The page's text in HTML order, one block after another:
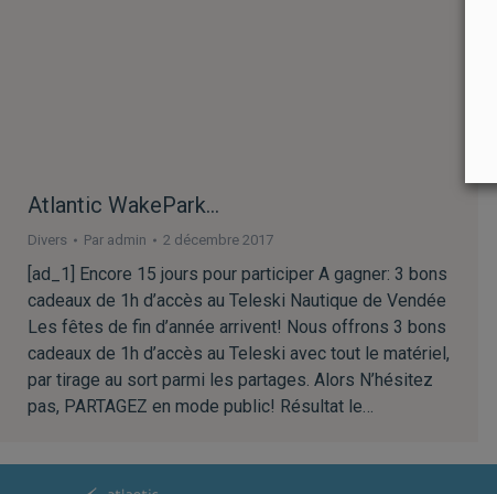
Atlantic WakePark…
Divers Par admin 2 décembre 2017
[ad_1] Encore 15 jours pour participer A gagner: 3 bons
cadeaux de 1h d’accès au Teleski Nautique de Vendée
Les fêtes de fin d’année arrivent! Nous offrons 3 bons
cadeaux de 1h d’accès au Teleski avec tout le matériel,
par tirage au sort parmi les partages. Alors N’hésitez
pas, PARTAGEZ en mode public! Résultat le…